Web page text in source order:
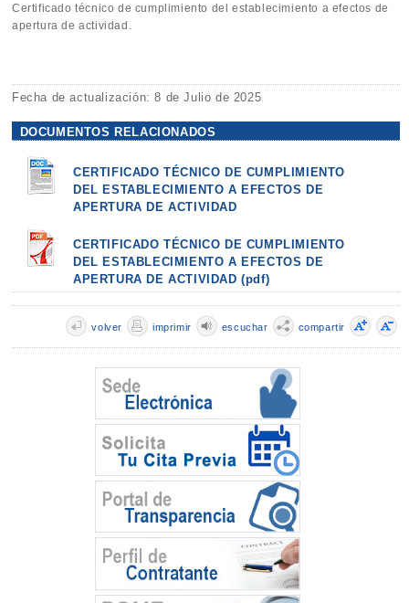
Certificado técnico de cumplimiento del establecimiento a efectos de
apertura de actividad.
Fecha de actualización: 8 de Julio de 2025
DOCUMENTOS RELACIONADOS
CERTIFICADO TÉCNICO DE CUMPLIMIENTO
DEL ESTABLECIMIENTO A EFECTOS DE
APERTURA DE ACTIVIDAD
CERTIFICADO TÉCNICO DE CUMPLIMIENTO
DEL ESTABLECIMIENTO A EFECTOS DE
APERTURA DE ACTIVIDAD (pdf)
compartir
escuchar
imprimir
volver